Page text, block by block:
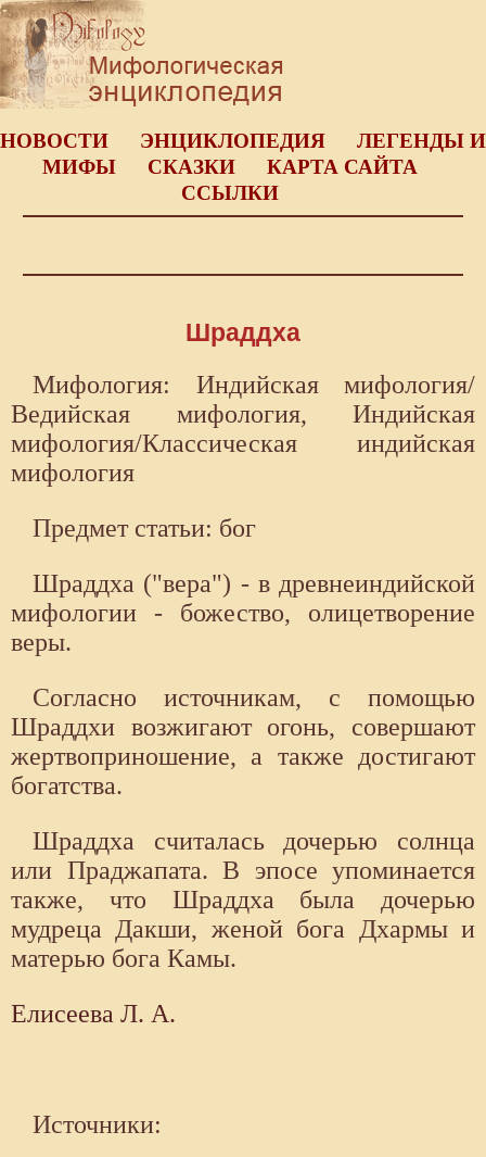
НОВОСТИ ЭНЦИКЛОПЕДИЯ
ЛЕГЕНДЫ И
МИФЫ
СКАЗКИ
КАРТА САЙТА
ССЫЛКИ
Шраддха
Мифология: Индийская мифология/
Ведийская мифология, Индийская
мифология/Классическая индийская
мифология
Предмет статьи: бог
Шраддха ("вера") - в древнеиндийской
мифологии - божество, олицетворение
веры.
Согласно источникам, с помощью
Шраддхи возжигают огонь, совершают
жертвоприношение, а также достигают
богатства.
Шраддха считалась дочерью солнца
или Праджапата. В эпосе упоминается
также, что Шраддха была дочерью
мудреца Дакши, женой бога Дхармы и
матерью бога Камы.
Елисеева Л. А.
Источники: